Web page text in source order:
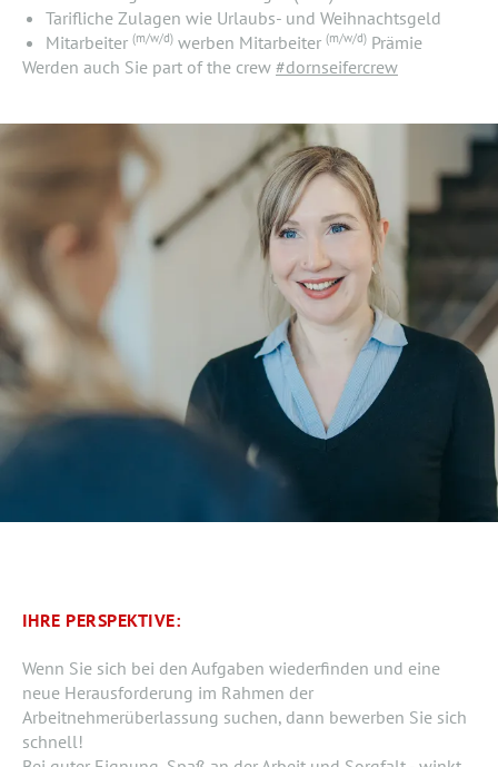
Tarifliche Zulagen wie Urlaubs- und Weihnachtsgeld
Mitarbeiter (m/w/d)werben Mitarbeiter (m/w/d)Prämie
Werden auch Sie part of the crew #dornseifercrew
IHRE PERSPEKTIVE:
Wenn Sie sich bei den Aufgaben wiederfinden und eine
neue Herausforderung im Rahmen der
Arbeitnehmerüberlassung suchen, dann bewerben Sie sich
schnell!